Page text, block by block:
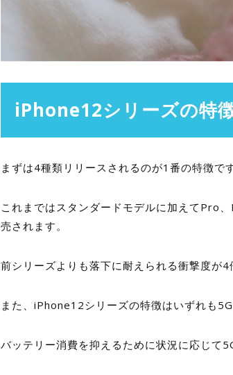
iPhone12シリーズの特
まずは4種類リリースされるのが1番の特徴で
これまではスタンダードモデルに加えてPro
売されます。
前シリーズよりも落下に耐えられる衝撃度が
また、iPhone12シリーズの特徴はいずれも
バッテリー消費を抑えるために状況に応じて